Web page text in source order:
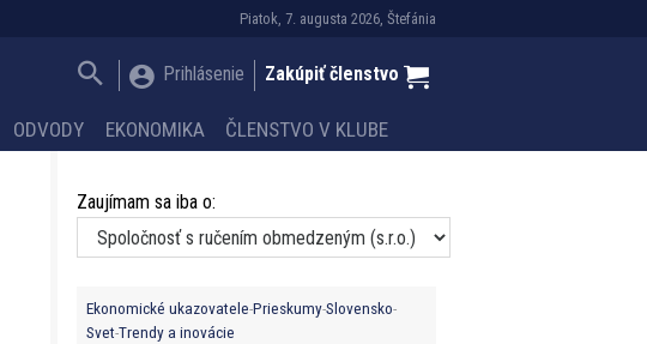
Piatok, 7. augusta 2026, Štefánia
Prihlásenie Zakúpiť členstvo
ODVODY EKONOMIKA ČLENSTVO V KLUBE
Zaujímam sa iba o:
Ekonomické ukazovatele PrieskumySlovensko
Svet Trendy a inovácie